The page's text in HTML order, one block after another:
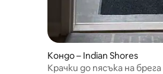
Кондо – Indian Shores
Крачки до пясъка на